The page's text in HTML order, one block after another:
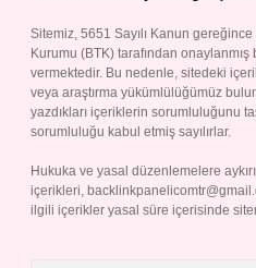
Sitemiz, 5651 Sayılı Kanun
Kurumu (BTK) tarafından onaylanmış
vermektedir. Bu nedenle, sitedeki
veya araştırma yükümlülüğümüz
yazdıkları içeriklerin sorumluluğunu
sorumluluğu kabul etmiş sayılırlar.
Hukuka ve yasal düzenlemelere
içerikleri,
ilgili içerikler yasal süre içerisinde